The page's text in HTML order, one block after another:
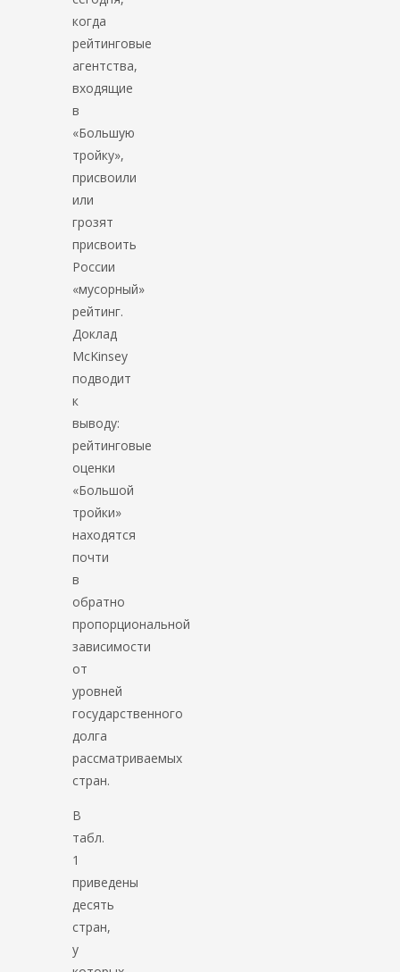
когда
рейтинговые
агентства,
входящие
в
«Большую
тройку»,
присвоили
или
грозят
присвоить
России
«мусорный»
рейтинг.
Доклад
McKinsey
подводит
к
выводу:
рейтинговые
оценки
«Большой
тройки»
находятся
почти
в
обратно
пропорциональной
зависимости
от
уровней
государственного
долга
рассматриваемых
стран.
В
табл.
1
приведены
десять
стран,
у